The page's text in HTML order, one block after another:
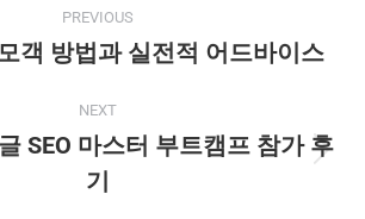
PREVIOUS
Previous
객 방법과 실전적 어드바이스
NEXT
Next
post:
SEO 마스터 부트캠프 참가 후
기